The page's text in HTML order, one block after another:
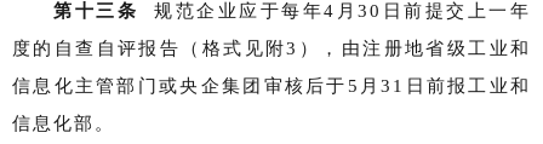
第十三条
规范企业应于每年4月30日前提交上一年
度的自查自评报告（格式见附3），由注册地省级工业和
信息化主管部门或央企集团审核后于5月31日前报工业和
信息化部。